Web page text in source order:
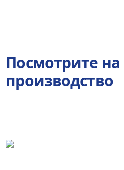
Посмотрите
производство